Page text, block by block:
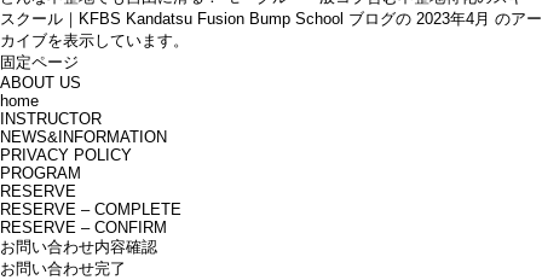
Q&A
INSTRUCTOR
NEWS&INFO
CONTACT
RESERVE
PRIVERCYPOLICY
スクール｜KFBS Kandatsu Fusion Bump School ブログの 2023年4月 のアー
カイブを表示しています。
固定ページ
ABOUT US
home
INSTRUCTOR
NEWS&INFORMATION
PRIVACY POLICY
PROGRAM
RESERVE
RESERVE – COMPLETE
RESERVE – CONFIRM
お問い合わせ内容確認
お問い合わせ完了